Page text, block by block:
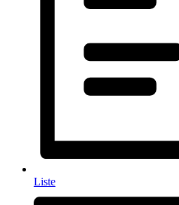
Liste